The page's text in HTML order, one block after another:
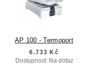
AP 100 - Termoport
6.733 Kč
Dostupnost: Na dotaz